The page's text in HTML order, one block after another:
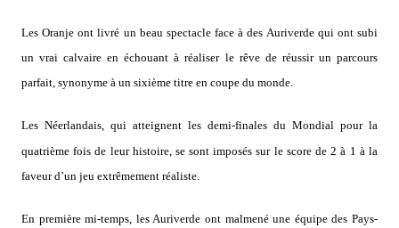
Les Oranje ont livré un beau spectacle face à des Auriverde qui ont subi
un vrai calvaire en échouant à réaliser le rêve de réussir un parcours
parfait, synonyme à un sixième titre en coupe du monde.
Les Néerlandais, qui atteignent les demi-finales du Mondial pour la
quatrième fois de leur histoire, se sont imposés sur le score de 2 à 1 à la
faveur d’un jeu extrêmement réaliste.
En première mi-temps, les Auriverde ont malmené une équipe des Pays-